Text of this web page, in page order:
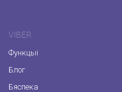
VIBER
Функцыі
Блог
Бяспека